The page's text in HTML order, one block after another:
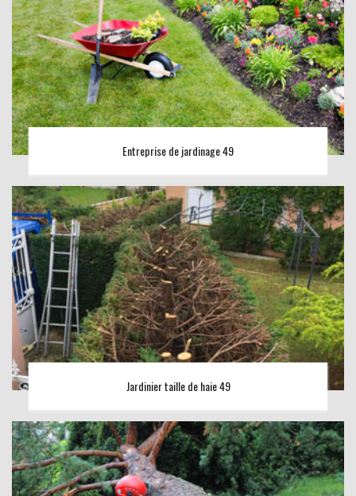
Entreprise de jardinage 49
Jardinier taille de haie 49